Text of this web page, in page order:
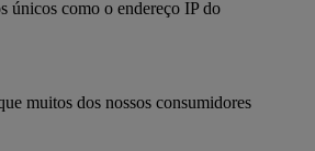
únicos como o endereço IP do
muitos dos nossos consumidores